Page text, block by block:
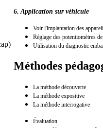
6. Application sur véhicule
Voir l'implantation des
Réglage des potentiomètres
Utilisation du diagnostic
Méthodes
La méthode découverte
La méthode expositive
La méthode interrogative
Évaluation